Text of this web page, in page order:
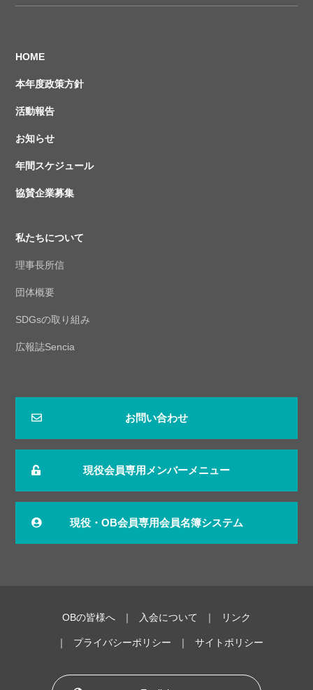
HOME
本年度政策方針
活動報告
お知らせ
年間スケジュール
協賛企業募集
私たちについて
理事長所信
団体概要
SDGsの取り組み
広報誌Sencia
お問い合わせ
現役会員専用メンバーメニュー
現役・OB会員専用会員名簿システム
OBの皆様へ 入会について リンク
プライバシーポリシー サイトポリシー